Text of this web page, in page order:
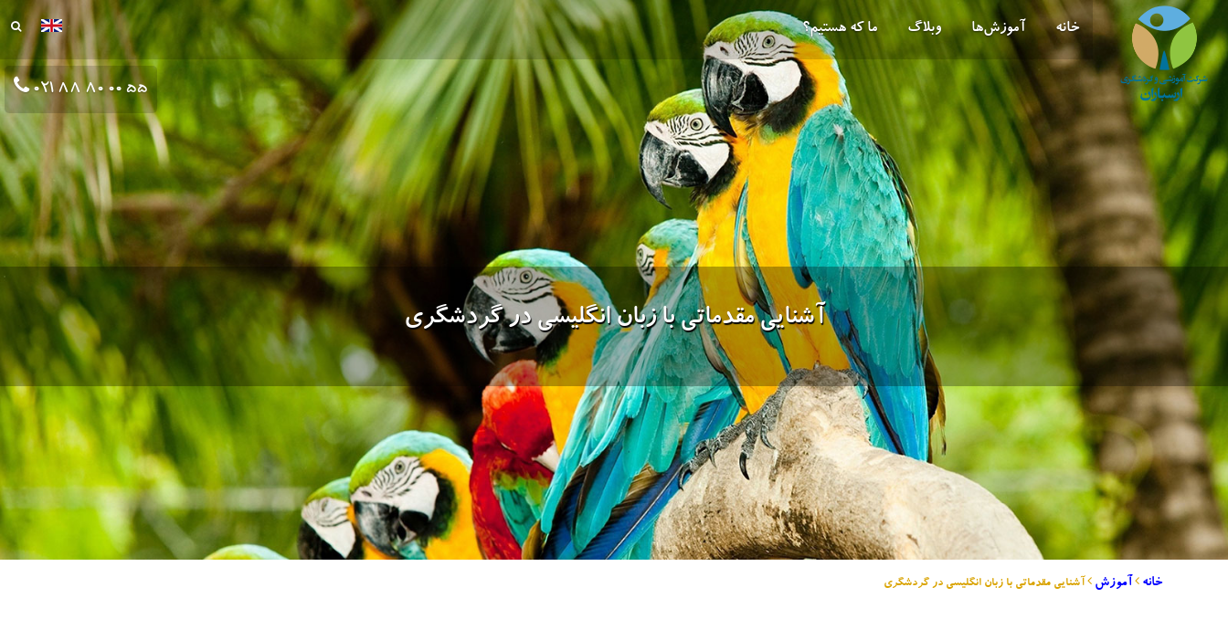
خانه آموزش‌ها وبلاگ ما که هستیم؟
021 88 80 00 55
آشنایی مقدماتی با زبان انگلیسی در گردشگری
خانه آموزش آشنایی مقدماتی با زبان انگلیسی در گردشگری